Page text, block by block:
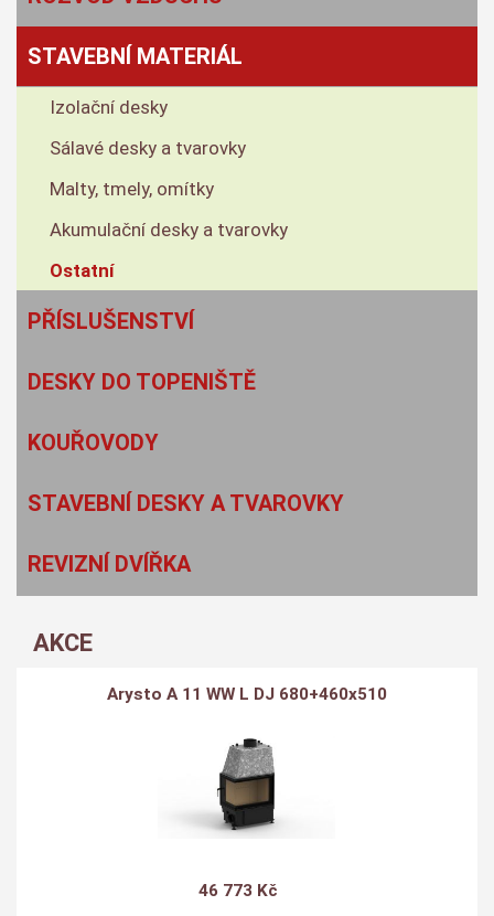
STAVEBNÍ MATERIÁL
Izolační desky
Sálavé desky a tvarovky
Malty, tmely, omítky
Akumulační desky a tvarovky
Ostatní
PŘÍSLUŠENSTVÍ
DESKY DO TOPENIŠTĚ
KOUŘOVODY
STAVEBNÍ DESKY A TVAROVKY
REVIZNÍ DVÍŘKA
AKCE
Arysto A 11 WW L DJ 680+460x510
46 773 Kč